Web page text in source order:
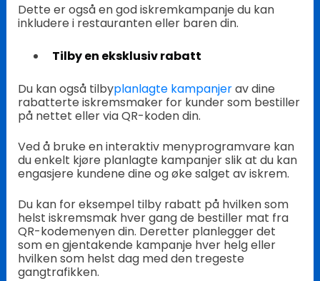
Dette er også en god iskremkampanje du kan
inkludere i restauranten eller baren din.
Tilby en eksklusiv rabatt
Du kan også tilbyplanlagte kampanjerav dine
rabatterte iskremsmaker for kunder som bestiller
på nettet eller via QR-koden din.
Ved å bruke en interaktiv menyprogramvare kan
du enkelt kjøre planlagte kampanjer slik at du kan
engasjere kundene dine og øke salget av iskrem.
Du kan for eksempel tilby rabatt på hvilken som
helst iskremsmak hver gang de bestiller mat fra
QR-kodemenyen din. Deretter planlegger det
som en gjentakende kampanje hver helg eller
hvilken som helst dag med den tregeste
gangtrafikken.